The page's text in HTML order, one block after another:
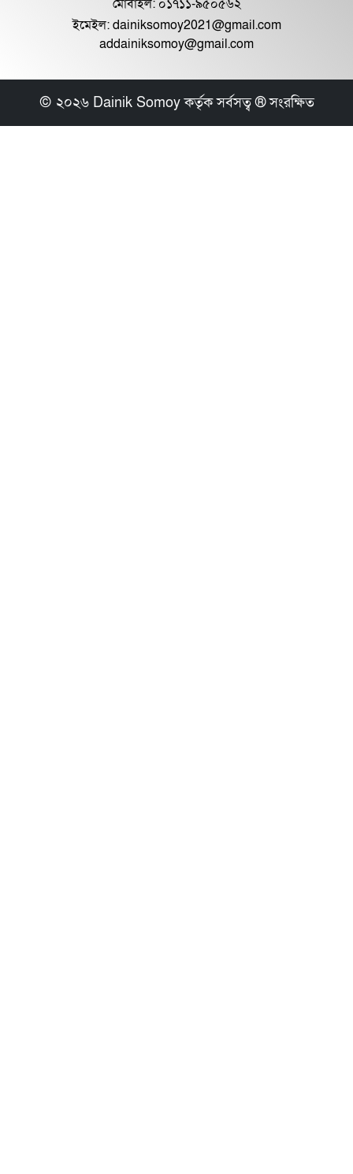
সেই মতিউরের আরো ১২৪ কোটি টাকার
মোবাইল: ০১৭১১-৯৫০৫৬২
ইমেইল:dainiksomoy2021@gmail.com
addainiksomoy@gmail.com
© ২০২৬ Dainik Somoy কর্তৃক সর্বসত্ব ® সংরক্ষিত